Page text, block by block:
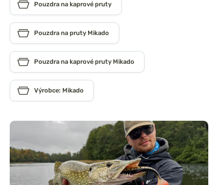
Pouzdra na kaprové pruty
Pouzdra na pruty Mikado
Pouzdra na kaprové pruty Mikado
Výrobce: Mikado